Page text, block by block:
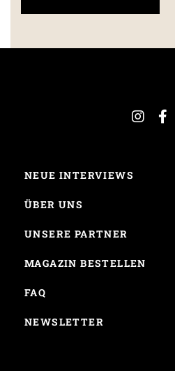
NEUE INTERVIEWS
ÜBER UNS
UNSERE PARTNER
MAGAZIN BESTELLEN
FAQ
NEWSLETTER